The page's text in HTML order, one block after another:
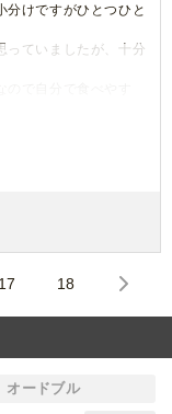
分けですがひとつひと
っていましたが、十分
で自分で食べやす
17 18
オードブル